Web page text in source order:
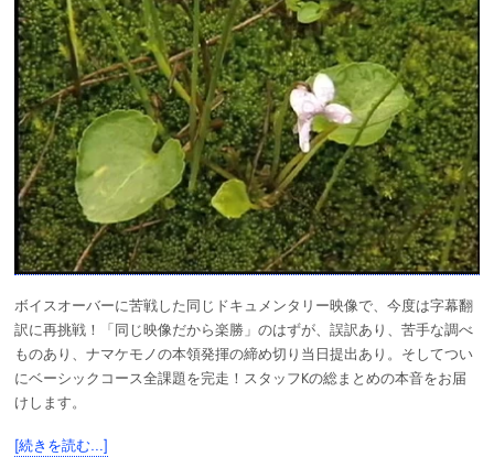
ボイスオーバーに苦戦した同じドキュメンタリー映像で、今度は字幕翻
訳に再挑戦！「同じ映像だから楽勝」のはずが、誤訳あり、苦手な調べ
ものあり、ナマケモノの本領発揮の締め切り当日提出あり。そしてつい
にベーシックコース全課題を完走！スタッフKの総まとめの本音をお届
けします。
[続きを読む…]